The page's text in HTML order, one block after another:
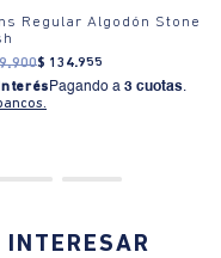
Regular Algodón Stone
.900$ 134.955
Pagando a 3 cuotas.